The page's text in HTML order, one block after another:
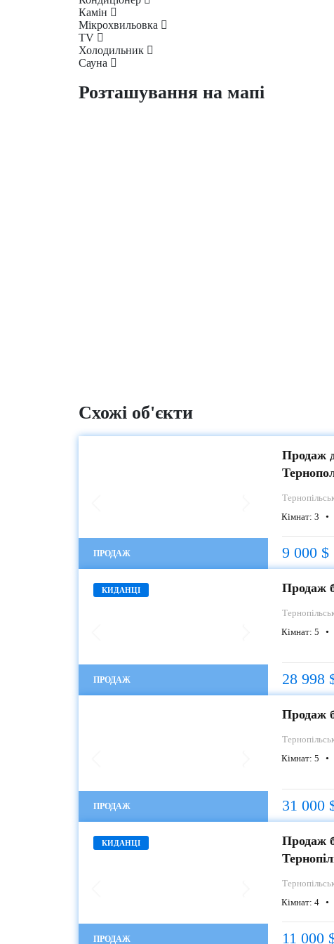
Камін
Мікрохвильовка
ТV
Холодильник
Сауна
Розташування на мапі
Схожі об'єкти
ПРОДАЖ
Продаж
Кімнат: 3
9 000 $
КИДАНЦІ
ПРОДАЖ
Продаж
Кімнат: 5
28 998
ПРОДАЖ
Продаж
Кімнат: 5
31 000
КИДАНЦІ
ПРОДАЖ
Продаж
Кімнат: 4
11 000